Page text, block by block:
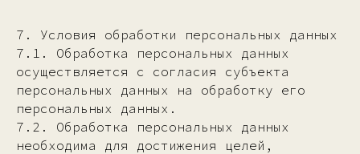
7. Условия обработки персональных данных
7.1. Обработка персональных данных
осуществляется с согласия субъекта
персональных данных на обработку его
персональных данных.
7.2. Обработка персональных данных
необходима для достижения целей,